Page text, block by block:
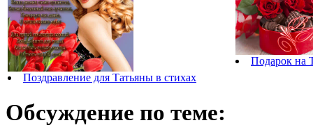
Поздравление для Татьяны в стихах
Подарок на
Обсуждение по теме: